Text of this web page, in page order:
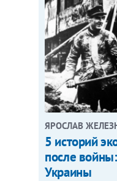
ЯРОСЛАВ
5 историй
после
Украины